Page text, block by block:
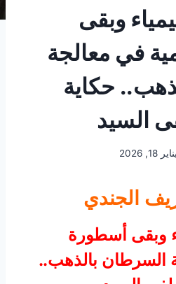
وبقى
في معالجة
حكاية
السيد
يناير 18, 2026
الجندي
وبقى أسطورة
السرطان بالذهب..